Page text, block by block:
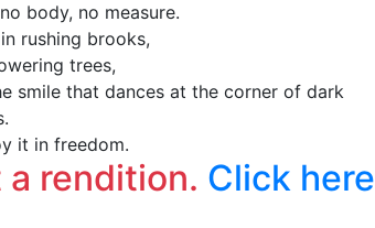
body, no measure.
rushing brooks,
trees,
smile that dances at the corner of dark
it in freedom.
rendition. Click here